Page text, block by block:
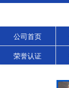
公司首页
荣誉认证